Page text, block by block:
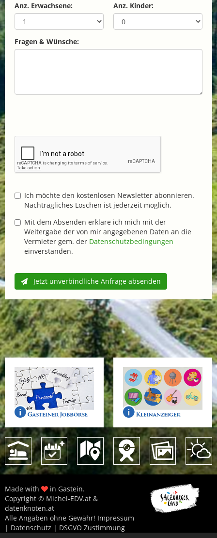
Anz. Erwachsene: Anz. Kinder:
Fragen & Wünsche:
Ich möchte den kostenlosen Newsletter abonnieren.
Nachträgliches Löschen ist jederzeit möglich.
Mit dem Absenden erkläre ich mich mit der
Weitergabe der von mir angegebenen Daten an die
Vermieter gem. der Datenschutzbedingungen
einverstanden.
Jetzt unverbindliche Anfrage absenden
Made with
in Gastein.
Copyright © Michel-EDV.at &
datenknoten.at
Alle Angaben ohne Gewähr! Impressum
| Datenschutz | DSGVO Zustimmung